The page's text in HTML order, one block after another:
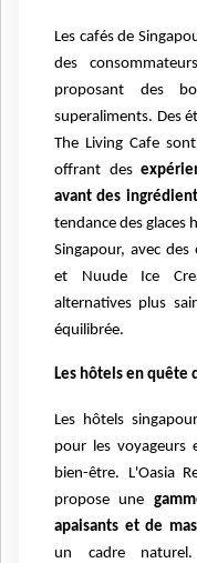
Les cafés de
des
proposant des
superaliments. Des
The Living Cafe
offrant des
avant des
tendance des glaces
Singapour, avec
et Nuude Ice
alternatives plus
équilibrée.
Les hôtels en quête
Les hôtels
pour les
bien-être. L'Oasia
propose une
apaisants et de
un cadre naturel.